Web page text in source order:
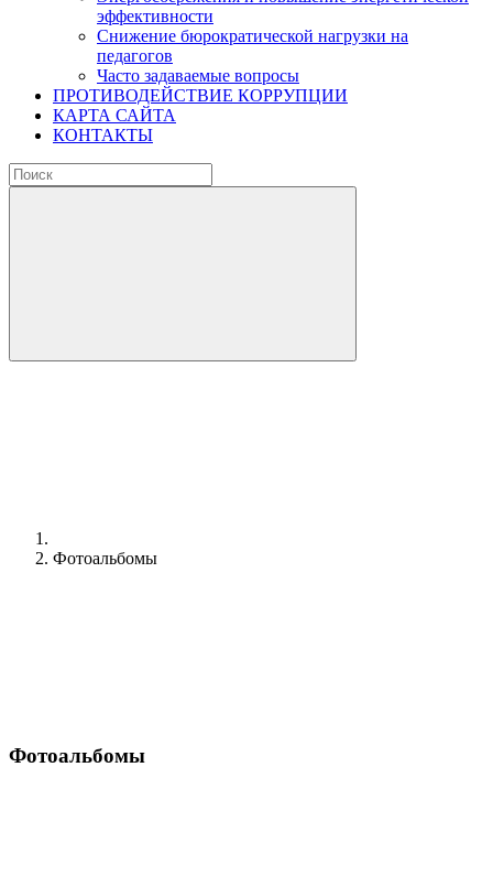
эффективности
Снижение бюрократической нагрузки на
педагогов
Часто задаваемые вопросы
ПРОТИВОДЕЙСТВИЕ КОРРУПЦИИ
КАРТА САЙТА
КОНТАКТЫ
Фотоальбомы
Фотоальбомы